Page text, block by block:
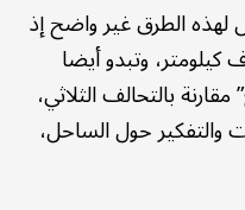
لهذه الطرق غير واضح إذ
عن المغرب نحو 3 آلاف كيلومتر، وتبدو أيضا
بالتحالف الثلاثي،
والتفكير حول الساحل،